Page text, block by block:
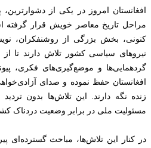
افغانستان امروز در یکی از
مراحل تاریخ معاصر خویش قرار
کنونی، بخش بزرگی از روشنفکران،
نیروهای سیاسی کشور تلاش دارند تا
گردهمایی‌ها و موضع‌گیری‌های فکری،
افغانستان حفظ نموده و صدای
زنده نگه دارند. این تلاش‌ها بدون
مسئولیت ملی در برابر وضعیت دردناک
در کنار این تلاش‌ها، مباحث گسترده‌ای